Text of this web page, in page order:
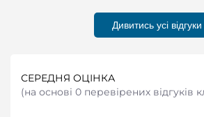
Дивитись усі
СЕРЕДНЯ ОЦІНКА
(на основі 0 перевірених відгуків